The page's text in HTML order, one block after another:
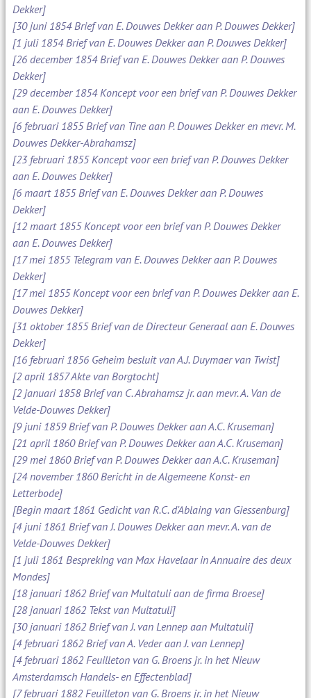
Dekker]
[30 juni 1854 Brief van E. Douwes Dekker aan P. Douwes Dekker]
[1 juli 1854 Brief van E. Douwes Dekker aan P. Douwes Dekker]
[26 december 1854 Brief van E. Douwes Dekker aan P. Douwes
Dekker]
[29 december 1854 Koncept voor een brief van P. Douwes Dekker
aan E. Douwes Dekker]
[6 februari 1855 Brief van Tine aan P. Douwes Dekker en mevr. M.
Douwes Dekker-Abrahamsz]
[23 februari 1855 Koncept voor een brief van P. Douwes Dekker
aan E. Douwes Dekker]
[6 maart 1855 Brief van E. Douwes Dekker aan P. Douwes
Dekker]
[12 maart 1855 Koncept voor een brief van P. Douwes Dekker
aan E. Douwes Dekker]
[17 mei 1855 Telegram van E. Douwes Dekker aan P. Douwes
Dekker]
[17 mei 1855 Koncept voor een brief van P. Douwes Dekker aan E.
Douwes Dekker]
[31 oktober 1855 Brief van de Directeur Generaal aan E. Douwes
Dekker]
[16 februari 1856 Geheim besluit van A.J. Duymaer van Twist]
[2 april 1857 Akte van Borgtocht]
[2 januari 1858 Brief van C. Abrahamsz jr. aan mevr. A. Van de
Velde-Douwes Dekker]
[9 juni 1859 Brief van P. Douwes Dekker aan A.C. Kruseman]
[21 april 1860 Brief van P. Douwes Dekker aan A.C. Kruseman]
[29 mei 1860 Brief van P. Douwes Dekker aan A.C. Kruseman]
[24 november 1860 Bericht in de Algemeene Konst- en
Letterbode]
[Begin maart 1861 Gedicht van R.C. d'Ablaing van Giessenburg]
[4 juni 1861 Brief van J. Douwes Dekker aan mevr. A. van de
Velde-Douwes Dekker]
[1 juli 1861 Bespreking van Max Havelaar in Annuaire des deux
Mondes]
[18 januari 1862 Brief van Multatuli aan de firma Broese]
[28 januari 1862 Tekst van Multatuli]
[30 januari 1862 Brief van J. van Lennep aan Multatuli]
[4 februari 1862 Brief van A. Veder aan J. van Lennep]
[4 februari 1862 Feuilleton van G. Broens jr. in het Nieuw
Amsterdamsch Handels- en Effectenblad]
[7 februari 1882 Feuilleton van G. Broens jr. in het Nieuw